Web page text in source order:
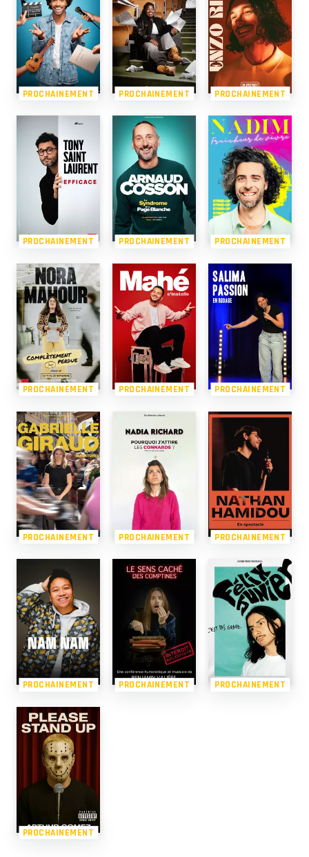
PROCHAINEMENT PROCHAINEMENT PROCHAINEMENT
PROCHAINEMENT PROCHAINEMENT PROCHAINEMENT
PROCHAINEMENT PROCHAINEMENT PROCHAINEMENT
PROCHAINEMENT PROCHAINEMENT PROCHAINEMENT
PROCHAINEMENT PROCHAINEMENT PROCHAINEMENT
PROCHAINEMENT